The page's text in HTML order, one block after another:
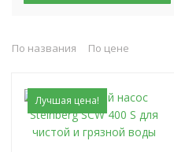
По названия По цене
Лучшая цена!